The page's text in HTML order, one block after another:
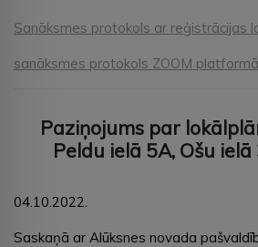
Sanāksmes protokols ar reģistrācijas
sanāksmes protokols ZOOM platformā
Paziņojums par
Peldu ielā 5A, Ošu
04.10.2022.
Saskaņā ar Alūksnes novada